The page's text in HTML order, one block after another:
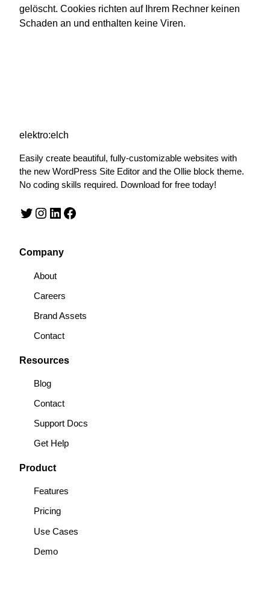
gelöscht. Cookies richten auf Ihrem Rechner keinen
Schaden an und enthalten keine Viren.
elektro:elch
Easily create beautiful, fully-customizable websites with
the new WordPress Site Editor and the Ollie block theme.
No coding skills required. Download for free today!
Twitter Instagram LinkedIn Facebook
Company
About
Careers
Brand Assets
Contact
Resources
Blog
Contact
Support Docs
Get Help
Product
Features
Pricing
Use Cases
Demo